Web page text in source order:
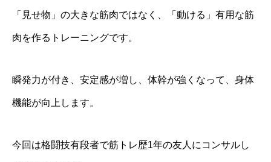
「見せ物」の大きな筋肉ではなく、「動ける」有用な筋
肉を作るトレーニングです。
瞬発力が付き、安定感が増し、体幹が強くなって、身体
機能が向上します。
今回は格闘技有段者で筋トレ歴1年の友人にコンサルし